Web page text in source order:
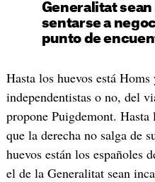
Generalitat
sentarse a
punto de
Hasta los huevos está
independentistas o no, del
propone Puigdemont.
que la derecha no salga de
huevos están los españoles
el de la Generalitat sean